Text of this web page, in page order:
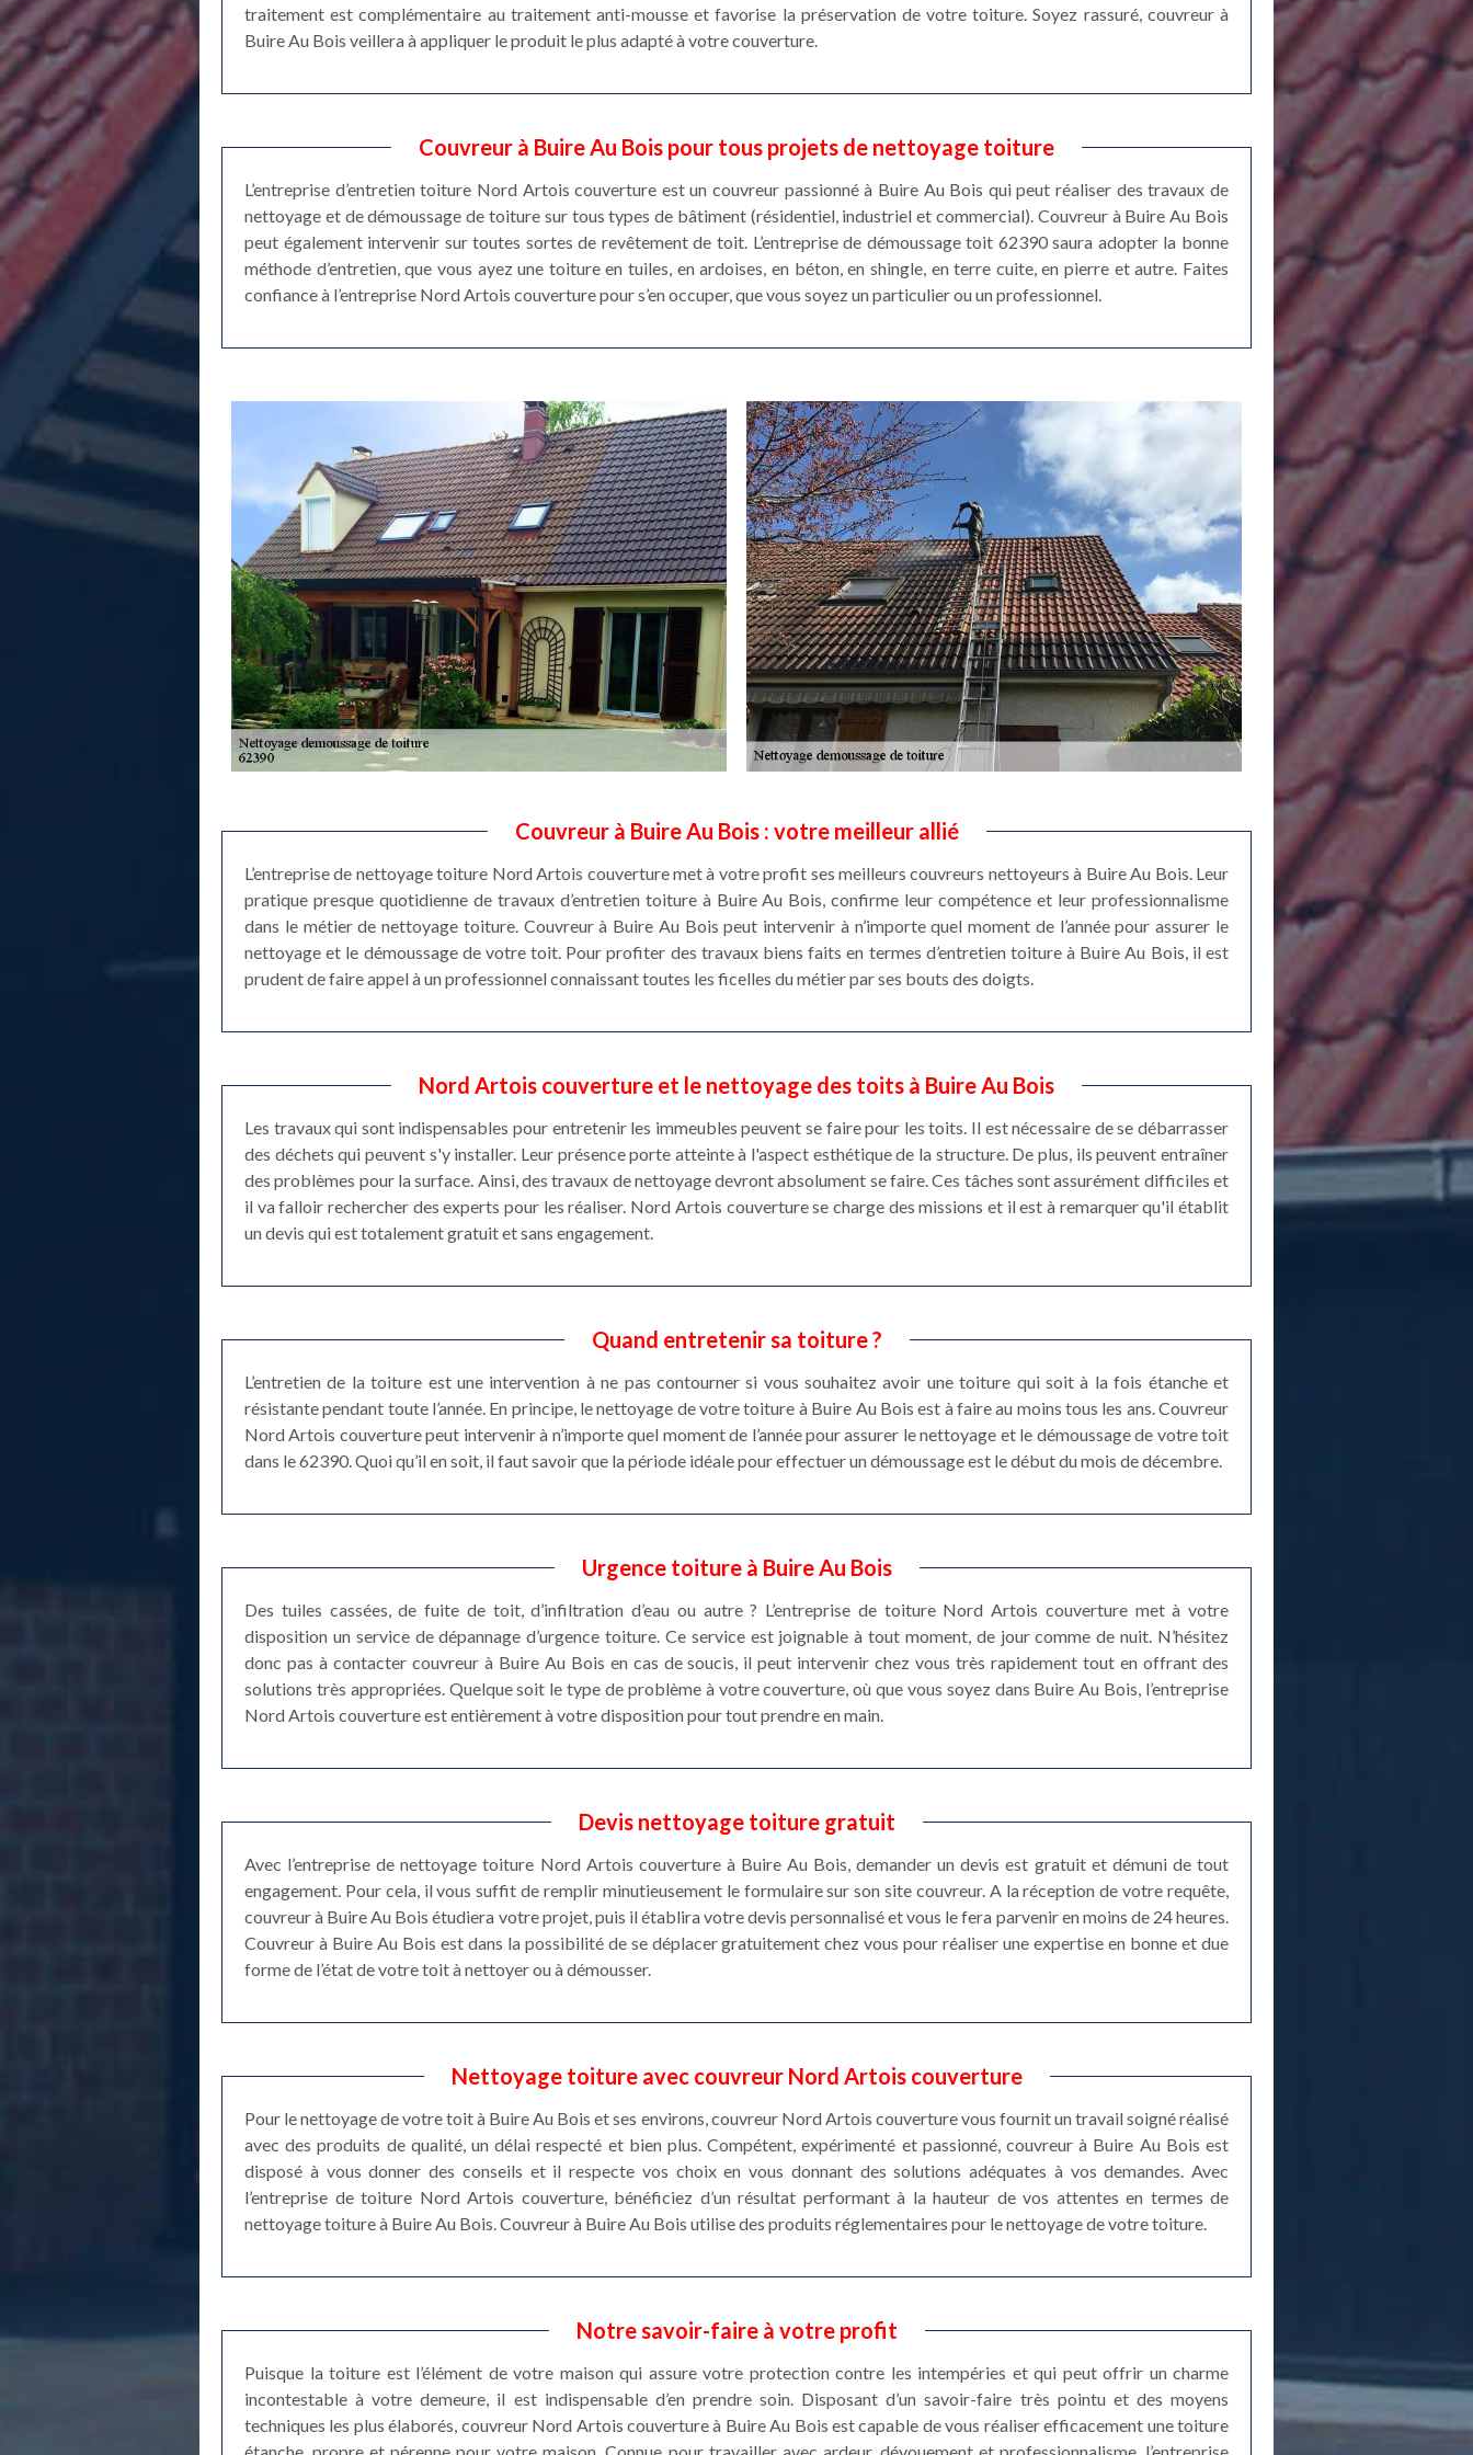
traitement est complémentaire au traitement anti-mousse et favorise la préservation de votre toiture. Soyez rassuré, couvreur à
Buire Au Bois veillera à appliquer le produit le plus adapté à votre couverture.
Couvreur à Buire Au Bois pour tous projets de nettoyage toiture
L’entreprise d’entretien toiture Nord Artois couverture est un couvreur passionné à Buire Au Bois qui peut réaliser des travaux de
nettoyage et de démoussage de toiture sur tous types de bâtiment (résidentiel, industriel et commercial). Couvreur à Buire Au Bois
peut également intervenir sur toutes sortes de revêtement de toit. L’entreprise de démoussage toit 62390 saura adopter la bonne
méthode d’entretien, que vous ayez une toiture en tuiles, en ardoises, en béton, en shingle, en terre cuite, en pierre et autre. Faites
confiance à l’entreprise Nord Artois couverture pour s’en occuper, que vous soyez un particulier ou un professionnel.
Couvreur à Buire Au Bois : votre meilleur allié
L’entreprise de nettoyage toiture Nord Artois couverture met à votre profit ses meilleurs couvreurs nettoyeurs à Buire Au Bois. Leur
pratique presque quotidienne de travaux d’entretien toiture à Buire Au Bois, confirme leur compétence et leur professionnalisme
dans le métier de nettoyage toiture. Couvreur à Buire Au Bois peut intervenir à n’importe quel moment de l’année pour assurer le
nettoyage et le démoussage de votre toit. Pour profiter des travaux biens faits en termes d’entretien toiture à Buire Au Bois, il est
prudent de faire appel à un professionnel connaissant toutes les ficelles du métier par ses bouts des doigts.
Nord Artois couverture et le nettoyage des toits à Buire Au Bois
Les travaux qui sont indispensables pour entretenir les immeubles peuvent se faire pour les toits. Il est nécessaire de se débarrasser
des déchets qui peuvent s'y installer. Leur présence porte atteinte à l'aspect esthétique de la structure. De plus, ils peuvent entraîner
des problèmes pour la surface. Ainsi, des travaux de nettoyage devront absolument se faire. Ces tâches sont assurément difficiles et
il va falloir rechercher des experts pour les réaliser. Nord Artois couverture se charge des missions et il est à remarquer qu'il établit
un devis qui est totalement gratuit et sans engagement.
Quand entretenir sa toiture ?
L’entretien de la toiture est une intervention à ne pas contourner si vous souhaitez avoir une toiture qui soit à la fois étanche et
résistante pendant toute l’année. En principe, le nettoyage de votre toiture à Buire Au Bois est à faire au moins tous les ans. Couvreur
Nord Artois couverture peut intervenir à n’importe quel moment de l’année pour assurer le nettoyage et le démoussage de votre toit
dans le 62390. Quoi qu’il en soit, il faut savoir que la période idéale pour effectuer un démoussage est le début du mois de décembre.
Urgence toiture à Buire Au Bois
Des tuiles cassées, de fuite de toit, d’infiltration d’eau ou autre ? L’entreprise de toiture Nord Artois couverture met à votre
disposition un service de dépannage d’urgence toiture. Ce service est joignable à tout moment, de jour comme de nuit. N’hésitez
donc pas à contacter couvreur à Buire Au Bois en cas de soucis, il peut intervenir chez vous très rapidement tout en offrant des
solutions très appropriées. Quelque soit le type de problème à votre couverture, où que vous soyez dans Buire Au Bois, l’entreprise
Nord Artois couverture est entièrement à votre disposition pour tout prendre en main.
Devis nettoyage toiture gratuit
Avec l’entreprise de nettoyage toiture Nord Artois couverture à Buire Au Bois, demander un devis est gratuit et démuni de tout
engagement. Pour cela, il vous suffit de remplir minutieusement le formulaire sur son site couvreur. A la réception de votre requête,
couvreur à Buire Au Bois étudiera votre projet, puis il établira votre devis personnalisé et vous le fera parvenir en moins de 24 heures.
Couvreur à Buire Au Bois est dans la possibilité de se déplacer gratuitement chez vous pour réaliser une expertise en bonne et due
forme de l’état de votre toit à nettoyer ou à démousser.
Nettoyage toiture avec couvreur Nord Artois couverture
Pour le nettoyage de votre toit à Buire Au Bois et ses environs, couvreur Nord Artois couverture vous fournit un travail soigné réalisé
avec des produits de qualité, un délai respecté et bien plus. Compétent, expérimenté et passionné, couvreur à Buire Au Bois est
disposé à vous donner des conseils et il respecte vos choix en vous donnant des solutions adéquates à vos demandes. Avec
l’entreprise de toiture Nord Artois couverture, bénéficiez d’un résultat performant à la hauteur de vos attentes en termes de
nettoyage toiture à Buire Au Bois. Couvreur à Buire Au Bois utilise des produits réglementaires pour le nettoyage de votre toiture.
Notre savoir-faire à votre profit
Puisque la toiture est l’élément de votre maison qui assure votre protection contre les intempéries et qui peut offrir un charme
incontestable à votre demeure, il est indispensable d’en prendre soin. Disposant d’un savoir-faire très pointu et des moyens
techniques les plus élaborés, couvreur Nord Artois couverture à Buire Au Bois est capable de vous réaliser efficacement une toiture